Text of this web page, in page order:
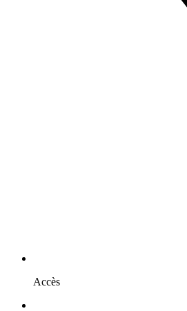
Accès